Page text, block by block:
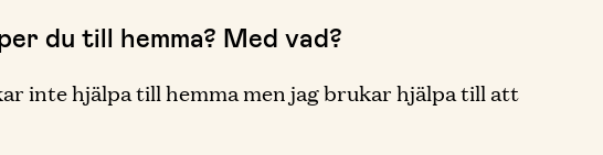
du till hemma? Med vad?
inte hjälpa till hemma men jag brukar hjälpa till att